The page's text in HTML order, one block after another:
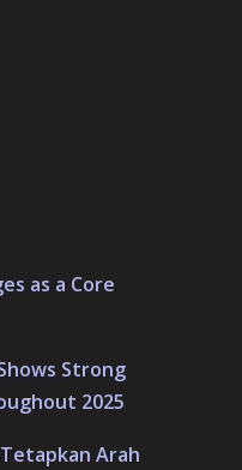
as a Core
Strong
2025
Tetapkan Arah